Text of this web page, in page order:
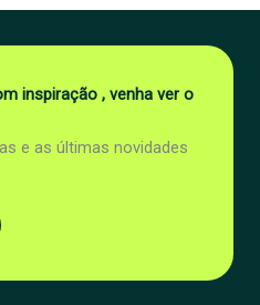
inspiração , venha ver o
e as últimas novidades